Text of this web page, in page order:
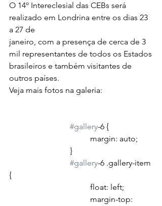
O 14º Intereclesial das CEBs será
realizado em Londrina entre os dias 23
a 27 de
janeiro, com a presença de cerca de 3
mil representantes de todos os Estados
brasileiros e também visitantes de
outros países.
Veja mais fotos na galeria:
#gallery-6 {
				margin: auto;
			}
#gallery-6 .gallery-item
{
				float: left;